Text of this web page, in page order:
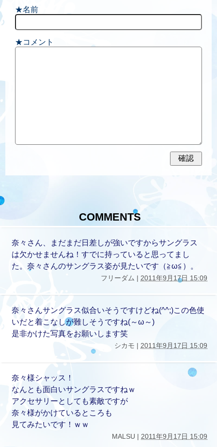
★名前
★コメント
COMMENTS
奈々さん、まだまだ日差しが強いですからサングラス
は欠かせませんね！すでに持っていると思ってまし
た。奈々さんのサングラス姿が見たいです（≧ω≦）。
フリーダム | 2011年9月17日 15:09
奈々さんサングラス似合いそうですけどね(^^;)この色使
いだと着こなしが難しそうですね(～ω～)
是非かけた写真をお願いします笑
シカモ | 2011年9月17日 15:09
奈々様シャッス！
なんとも面白いサングラスですねｗ
アクセサリーとしても素敵ですが
奈々様がかけているところも
見てみたいです！ｗｗ
MALSU | 2011年9月17日 15:09